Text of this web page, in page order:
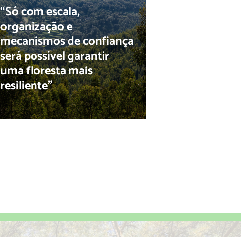
“Só com escala,
organização e
mecanismos de confiança
será possível garantir
uma floresta mais
resiliente”